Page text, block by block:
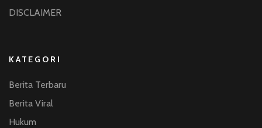
DISCLAIMER
KATEGORI
Berita Terbaru
Berita Viral
Hukum